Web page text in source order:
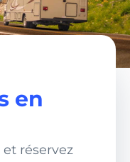
en
réservez